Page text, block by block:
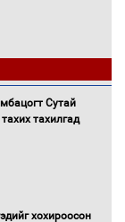
Сутай
тахилгад
хохироосон